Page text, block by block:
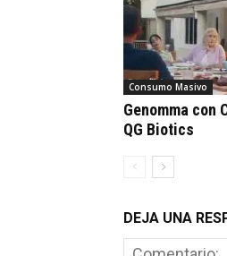
Consumo Masivo
Genomma con
QG Biotics
DEJA UNA